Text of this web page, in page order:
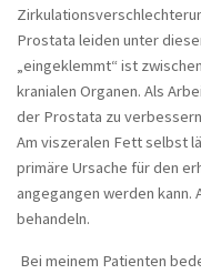
Schulter- und
Nackenschmerzen seit
Hörverlust und
Trauma
Heuschnupfen und
Prostata leiden unter
„eingeklemmt“ ist
kranialen Organen. Als
der Prostata zu
Am viszeralen Fett selbst
primäre Ursache für den
angegangen werden kann.
behandeln.
Bei meinem Patienten